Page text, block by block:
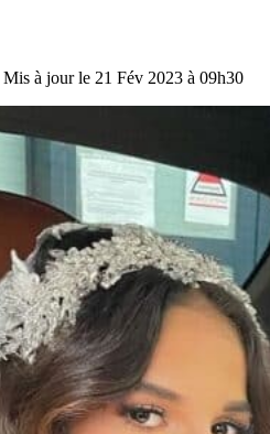
Mis à jour le 21 Fév 2023 à 09h30